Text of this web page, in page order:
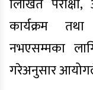
लिखित परीक्षा,
कार्यक्रम
नभएसम्मका
गरेअनुसार